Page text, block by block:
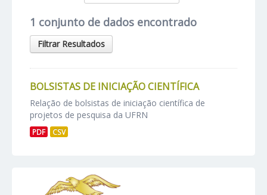
1 conjunto de dados encontrado
Filtrar Resultados
BOLSISTAS DE INICIAÇÃO CIENTÍFICA
Relação de bolsistas de iniciação científica de
projetos de pesquisa da UFRN
PDF CSV